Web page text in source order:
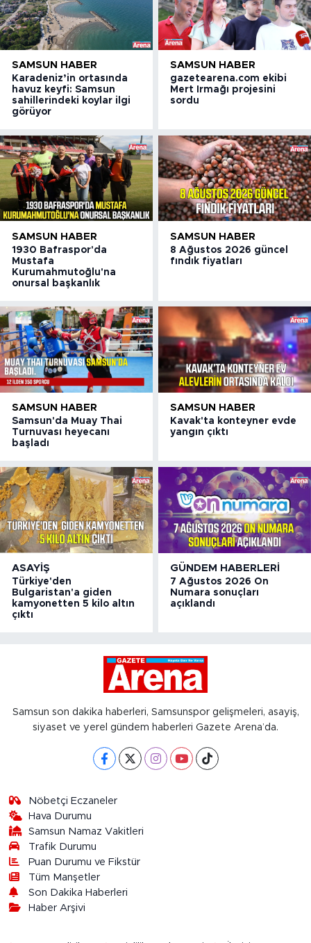
SAMSUN HABER
Karadeniz’in ortasında
havuz keyfi: Samsun
sahillerindeki koylar ilgi
görüyor
SAMSUN HABER
gazetearena.com ekibi
Mert Irmağı projesini
sordu
SAMSUN HABER
1930 Bafraspor'da
Mustafa
Kurumahmutoğlu'na
onursal başkanlık
SAMSUN HABER
8 Ağustos 2026 güncel
fındık fiyatları
SAMSUN HABER
Samsun'da Muay Thai
Turnuvası heyecanı
başladı
SAMSUN HABER
Kavak'ta konteyner evde
yangın çıktı
ASAYIŞ
Türkiye'den
Bulgaristan'a giden
kamyonetten 5 kilo altın
çıktı
GÜNDEM HABERLERI
7 Ağustos 2026 On
Numara sonuçları
açıklandı
Samsun son dakika haberleri, Samsunspor gelişmeleri, asayiş,
siyaset ve yerel gündem haberleri Gazete Arena’da.
Nöbetçi Eczaneler
Hava Durumu
Samsun Namaz Vakitleri
Trafik Durumu
Puan Durumu ve Fikstür
Tüm Manşetler
Son Dakika Haberleri
Haber Arşivi